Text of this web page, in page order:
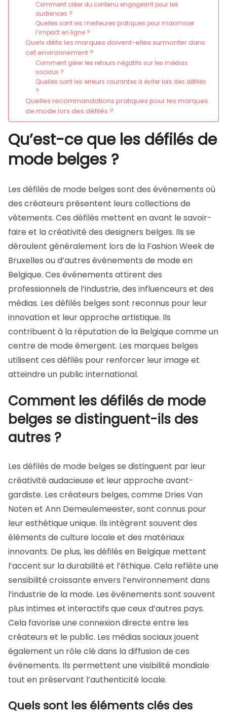
Comment créer du contenu engageant pour les
audiences ?
Quelles sont les meilleures pratiques pour maximiser
l’impact en ligne ?
Quels défis les marques doivent-elles surmonter dans
cet environnement ?
Comment gérer les retours négatifs sur les médias
sociaux ?
Quelles sont les erreurs courantes à éviter lors des défilés
?
Quelles recommandations pratiques pour les marques
de mode lors des défilés ?
Qu’est-ce que les défilés de
mode belges ?
Les défilés de mode belges sont des événements où
des créateurs présentent leurs collections de
vêtements. Ces défilés mettent en avant le savoir-
faire et la créativité des designers belges. Ils se
déroulent généralement lors de la Fashion Week de
Bruxelles ou d’autres événements de mode en
Belgique. Ces événements attirent des
professionnels de l’industrie, des influenceurs et des
médias. Les défilés belges sont reconnus pour leur
innovation et leur approche artistique. Ils
contribuent à la réputation de la Belgique comme un
centre de mode émergent. Les marques belges
utilisent ces défilés pour renforcer leur image et
atteindre un public international.
Comment les défilés de mode
belges se distinguent-ils des
autres ?
Les défilés de mode belges se distinguent par leur
créativité audacieuse et leur approche avant-
gardiste. Les créateurs belges, comme Dries Van
Noten et Ann Demeulemeester, sont connus pour
leur esthétique unique. Ils intègrent souvent des
éléments de culture locale et des matériaux
innovants. De plus, les défilés en Belgique mettent
l’accent sur la durabilité et l’éthique. Cela reflète une
sensibilité croissante envers l’environnement dans
l’industrie de la mode. Les événements sont souvent
plus intimes et interactifs que ceux d’autres pays.
Cela favorise une connexion directe entre les
créateurs et le public. Les médias sociaux jouent
également un rôle clé dans la diffusion de ces
événements. Ils permettent une visibilité mondiale
tout en préservant l’authenticité locale.
Quels sont les éléments clés des